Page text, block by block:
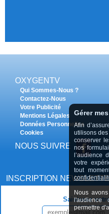
OXYGENTV
Qui Sommes-Nous ?
Contactez-Nous
Votre Publicité
Mentions Légales
Données Personnelles
Cookies
NOUS SUIVRE
INSCRIPTION
Saisissez
Gérer
Afin
utilisons
conserver
nos
l’audience
votre
tout
Nous
l'audience
permettre